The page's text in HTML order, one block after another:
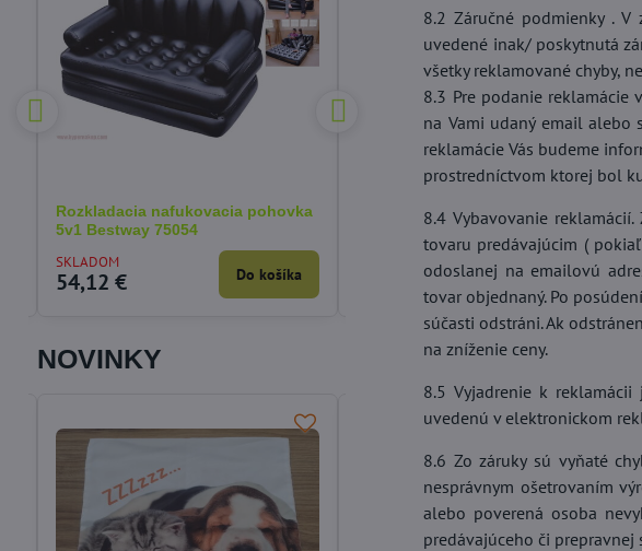
8.2 Záručné podmienky .
uvedené inak/ poskytnutá
všetky reklamované chyby,
8.3 Pre podanie reklamácie
na Vami udaný email
reklamácie Vás budeme
prostredníctvom ktorej bol
8.4 Vybavovanie
tovaru predávajúcim (
odoslanej na emailovú
tovar objednaný. Po
súčasti odstráni. Ak
na zníženie ceny.
8.5 Vyjadrenie k
uvedenú v elektronickom
8.6 Zo záruky sú vyňaté
nesprávnym ošetrovaním
alebo poverená osoba
predávajúceho či
Rozkladacia nafukovacia pohovka
5v1 Bestway 75054
SKLADOM
54,12 € Do košíka
20,40 €
78%
Korektor fixátor Hallux Valgus
deň/noc - 1/ks
Do košíka
NOVINKY